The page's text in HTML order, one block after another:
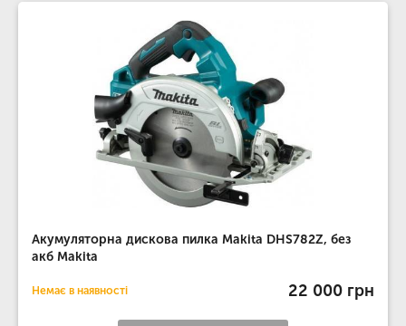
Акумуляторна дискова пилка Makita DHS782Z, без
акб Makita
Немає в наявності 22 000 грн